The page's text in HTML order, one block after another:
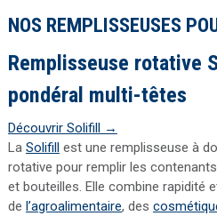
NOS REMPLISSEUSES
Remplisseuse rotative
pondéral multi-têtes
Découvrir Solifill →
La Solifillest une remplisseuse à
rotative pour remplir les
et bouteilles. Elle combine rapidité
de l’agroalimentaire, des